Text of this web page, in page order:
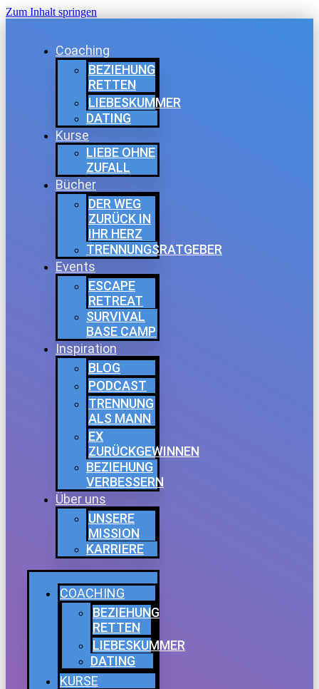
Zum Inhalt springen
Coaching
BEZIEHUNG
RETTEN
LIEBESKUMMER
DATING
Kurse
LIEBE OHNE
ZUFALL
Bücher
DER WEG
ZURÜCK IN
IHR HERZ
TRENNUNGSRATGEBER
Events
ESCAPE
RETREAT
SURVIVAL
BASE CAMP
Inspiration
BLOG
PODCAST
TRENNUNG
ALS MANN
EX
ZURÜCKGEWINNEN
BEZIEHUNG
VERBESSERN
Über uns
UNSERE
MISSION
KARRIERE
COACHING
BEZIEHUNG
RETTEN
LIEBESKUMMER
DATING
KURSE